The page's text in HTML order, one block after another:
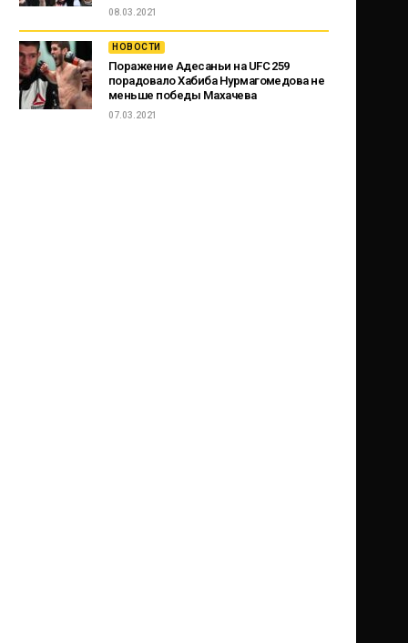
08.03.2021
НОВОСТИ
Поражение Адесаньи на UFC 259
порадовало Хабиба Нурмагомедова не
меньше победы Махачева
07.03.2021